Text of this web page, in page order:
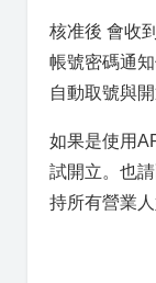
核准後 會收
帳號密碼通
自動取號與
如果是使用
試開立。也
持所有營業